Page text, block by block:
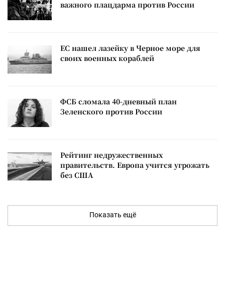
важного плацдарма против России
ЕС нашел лазейку в Черное море для
своих военных кораблей
ФСБ сломала 40-дневный план
Зеленского против России
Рейтинг недружественных
правительств. Европа учится угрожать
без США
Показать ещё